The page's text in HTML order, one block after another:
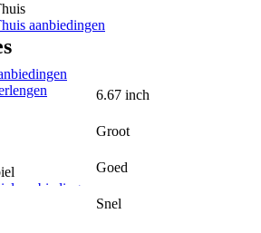
aanbiedingen
aanbiedingen
6.67 inch
Groot
Goed
Snel